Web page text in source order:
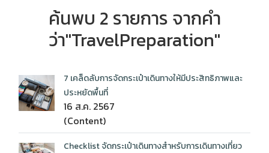
ค้นพบ 2 รายการ จากคำ
ว่า"TravelPreparation"
7 เคล็ดลับการจัดกระเป๋าเดินทางให้มีประสิทธิภาพและ
ประหยัดพื้นที่
16 ส.ค. 2567
(Content)
Checklist จัดกระเป๋าเดินทางสำหรับการเดินทางเที่ยว